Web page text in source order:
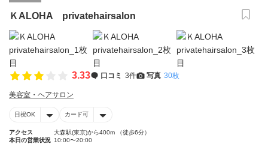
ＫALOHA privatehairsalon
3.33 口コミ 3件 写真 30枚
美容室・ヘアサロン
日祝OK カード可
アクセス
大森駅(東京)から400m （徒歩6分）
本日の営業状況 10:00〜20:00